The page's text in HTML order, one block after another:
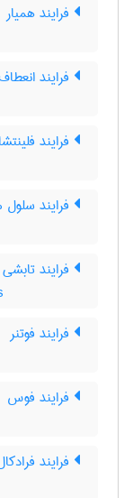
فرایند همیار
فرایند
فرایند
فرایند سلول
فرایند
فرایند فوتنر
فرایند فوس
فرایند